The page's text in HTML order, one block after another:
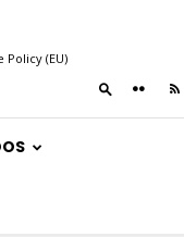
Policy (EU)